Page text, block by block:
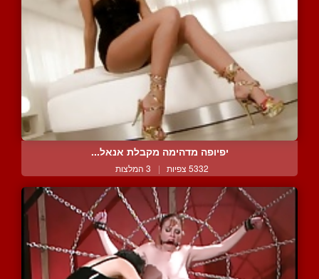
יפיופה מדהימה מקבלת אנאל...
5332 צפיות | 3 המלצות